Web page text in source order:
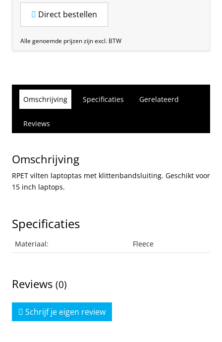
Direct bestellen
Alle genoemde prijzen zijn excl. BTW
Omschrijving Specificaties Gerelateerd
Reviews
Omschrijving
RPET vilten laptoptas met klittenbandsluiting. Geschikt voor
15 inch laptops.
Specificaties
Materiaal: Fleece
Reviews (0)
Schrijf je eigen review